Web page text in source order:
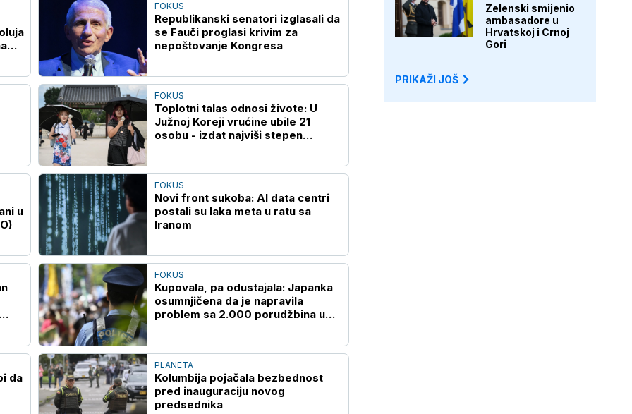
FOKUS
Republikanski senatori izglasali da
se Fauči proglasi krivim za
nepoštovanje Kongresa
FOKUS
Toplotni talas odnosi živote: U
Južnoj Koreji vrućine ubile 21
osobu - izdat najviši stepen
u
FOKUS
Novi front sukoba: AI data centri
postali su laka meta u ratu sa
Iranom
FOKUS
Kupovala, pa odustajala: Japanka
osumnjičena da je napravila
problem sa 2.000 porudžbina u
da
PLANETA
Kolumbija pojačala bezbednost
pred inauguraciju novog
predsednika
Zelenski smijenio
ambasadore u
Hrvatskoj i Crnoj
Gori
PRIKAŽI JOŠ